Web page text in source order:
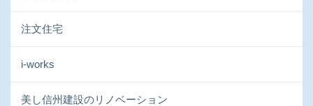
注文住宅
i-works
美し信州建設のリノベーション